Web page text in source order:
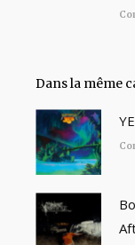
Dans la même